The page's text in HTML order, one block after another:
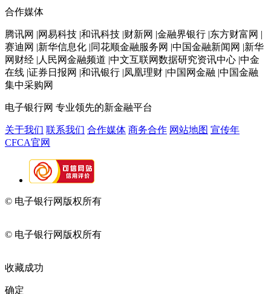
合作媒体
腾讯网 |网易科技 |和讯科技 |财新网 |金融界银行 |东方财富网 |
赛迪网 |新华信息化 |同花顺金融服务网 |中国金融新闻网 |新华
网财经 |人民网金融频道 |中文互联网数据研究资讯中心 |中金
在线 |证券日报网 |和讯银行 |凤凰理财 |中国网金融 |中国金融
集中采购网
电子银行网 专业领先的新金融平台
关于我们 联系我们 合作媒体 商务合作 网站地图 宣传年
CFCA官网
© 电子银行网版权所有
© 电子银行网版权所有
收藏成功
确定